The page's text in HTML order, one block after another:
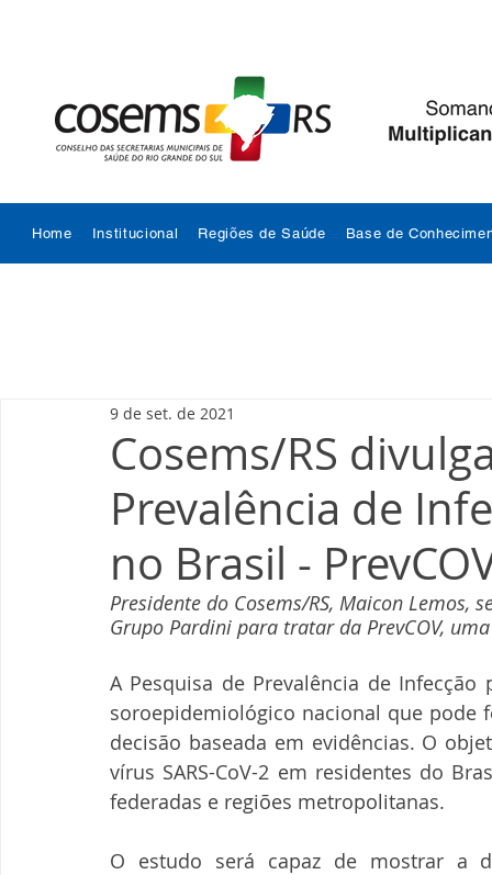
Home Institucional Regiões de Saúde Base de
Cosems/RS
Prevalência de
no Brasil -
9 de set. de 2021
Presidente do Cosems/RS, Maicon
Grupo Pardini para tratar da PrevCOV,
A Pesquisa de Prevalência de
soroepidemiológico nacional que pode
decisão baseada em evidências. O
vírus SARS-CoV-2 em residentes do
federadas e regiões metropolitanas.
O estudo será capaz de mostrar a